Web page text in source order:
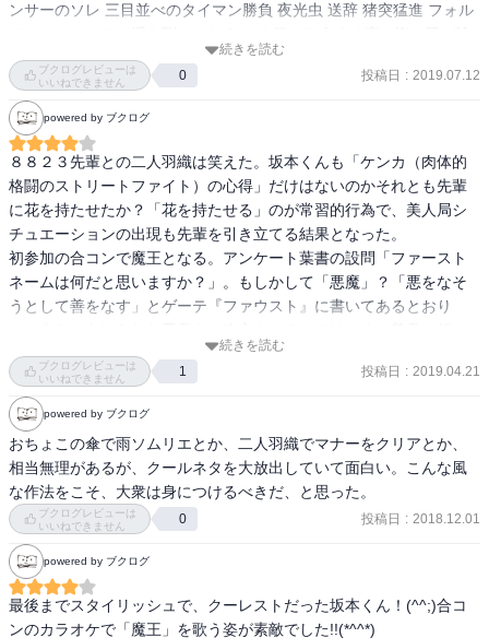
ンサーのソレ 三目並べのタイマン勝負 夜光虫 送辞 猪突猛進 フォル
み新大陸を目指しますよ 外の世界がどんなに荒波だろうと自分だけ
の灯台見つけて泳ぐのが筋ってもんですよね先輩！ 秘技ニーディス
トラクション膝かっくん 深瀬さん 坂本ですが？
続きを読む
ブクログレビューは
いいねできません
0 投稿日 : 2019.07.12
powered by ブクログ
８８２３先輩との二人羽織は笑えた。坂本くんも「ケンカ（肉体的
格闘のストリートファイト）の心得」だけはないのかそれとも先輩
に花を持たせたか？「花を持たせる」のが常習的行為で、美人局シ
チュエーションの出現も先輩を引き立てる結果となった。
初参加の合コンで魔王となる。アンケート葉書の設問「ファースト
ネームは何だと思いますか？」。もしかして「悪魔」？「悪をなそ
うとして善をなす」とゲーテ『ファウスト』に書いてあるとおり
動、善意の人にしてしまう。皆が思い出に留めようとする圧巻が卒
業式の送辞
続きを読む
ブクログレビューは
いいねできません
1 投稿日 : 2019.04.21
powered by ブクログ
おちょこの傘で雨ソムリエとか、二人羽織でマナーをクリアとか、
相当無理があるが、クールネタを大放出していて面白い。こんな風
な作法をこそ、大衆は身につけるべきだ、と思った。
ブクログレビューは
いいねできません
0 投稿日 : 2018.12.01
powered by ブクログ
最後までスタイリッシュで、クーレストだった坂本くん！(^^;)合コ
ンのカラオケで「魔王」を歌う姿が素敵でした!!(*^^*)